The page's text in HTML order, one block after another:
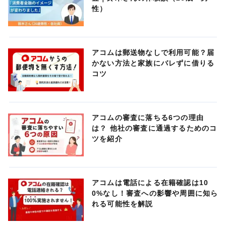
性）
アコムは郵送物なしで利用可能？届
かない方法と家族にバレずに借りる
コツ
アコムの審査に落ちる6つの理由
は？ 他社の審査に通過するためのコ
ツを紹介
アコムは電話による在籍確認は10
0%なし！審査への影響や周囲に知ら
れる可能性を解説